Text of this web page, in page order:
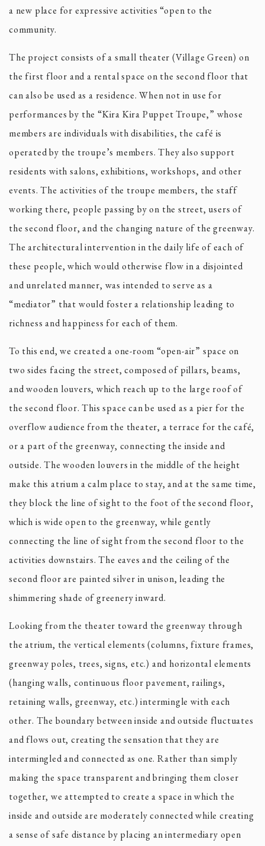
a new place for expressive activities “open to the
community.
The project consists of a small theater (Village Green) on
the first floor and a rental space on the second floor that
can also be used as a residence. When not in use for
performances by the “Kira Kira Puppet Troupe,” whose
members are individuals with disabilities, the café is
operated by the troupe’s members. They also support
residents with salons, exhibitions, workshops, and other
events. The activities of the troupe members, the staff
working there, people passing by on the street, users of
the second floor, and the changing nature of the greenway.
The architectural intervention in the daily life of each of
these people, which would otherwise flow in a disjointed
and unrelated manner, was intended to serve as a
“mediator” that would foster a relationship leading to
richness and happiness for each of them.
​To this end, we created a one-room “open-air” space on
two sides facing the street, composed of pillars, beams,
and wooden louvers, which reach up to the large roof of
the second floor. This space can be used as a pier for the
overflow audience from the theater, a terrace for the café,
or a part of the greenway, connecting the inside and
outside. The wooden louvers in the middle of the height
make this atrium a calm place to stay, and at the same time,
they block the line of sight to the foot of the second floor,
which is wide open to the greenway, while gently
connecting the line of sight from the second floor to the
activities downstairs. The eaves and the ceiling of the
second floor are painted silver in unison, leading the
shimmering shade of greenery inward.
​Looking from the theater toward the greenway through
the atrium, the vertical elements (columns, fixture frames,
greenway poles, trees, signs, etc.) and horizontal elements
(hanging walls, continuous floor pavement, railings,
retaining walls, greenway, etc.) intermingle with each
other. The boundary between inside and outside fluctuates
and flows out, creating the sensation that they are
intermingled and connected as one. Rather than simply
making the space transparent and bringing them closer
together, we attempted to create a space in which the
inside and outside are moderately connected while creating
a sense of safe distance by placing an intermediary open